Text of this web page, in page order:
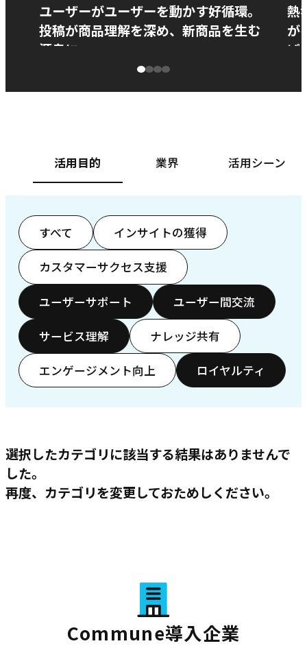
ユーザーがユーザーを動かす好循環。
投稿が商品理解を深め、新商品を生む
源泉に
熱
が
ぱ
活用目的 業界 活用シーン
すべて インサイトの獲得
カスタマーサクセス支援
ユーザーサポート ユーザー間交流
サービス理解 ナレッジ共有
エンゲージメント向上 ロイヤルティ
選択したカテゴリに該当する結果はありませんで
した。
再度、カテゴリを変更しておためしください。
Commune導入企業